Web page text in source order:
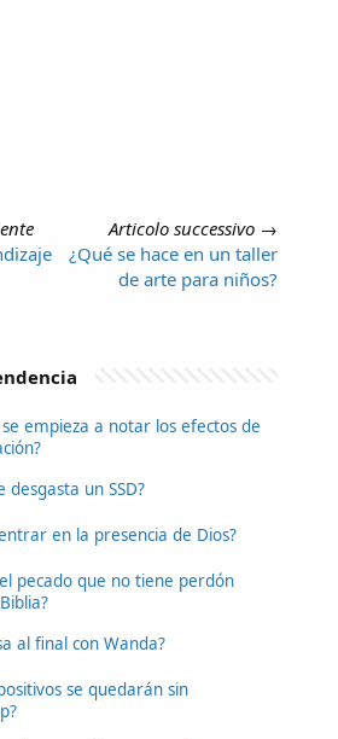
Articolo successivo →
¿Qué se hace en un taller
de arte para niños?
se empieza a notar los efectos de
desgasta un SSD?
en la presencia de Dios?
pecado que no tiene perdón
al final con Wanda?
se quedarán sin